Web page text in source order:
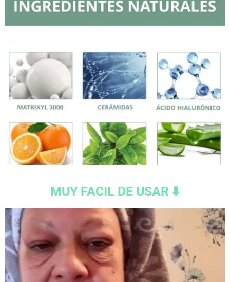
MUY FACIL DE USAR ⬇️